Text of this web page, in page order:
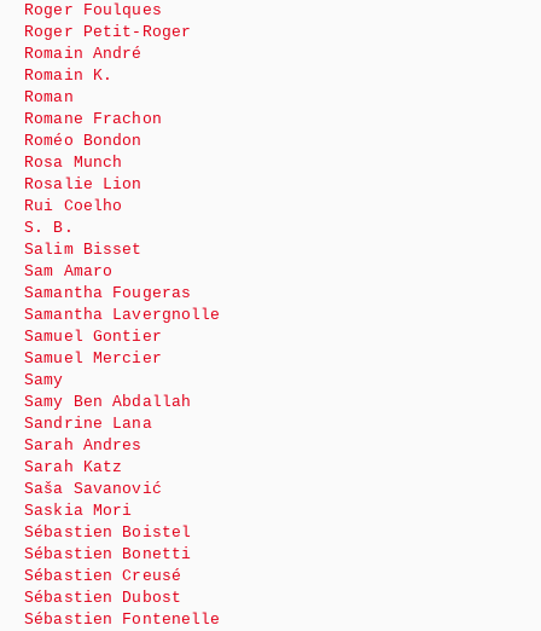
Roger Foulques
Roger Petit-Roger
Romain André
Romain K.
Roman
Romane Frachon
Roméo Bondon
Rosa Munch
Rosalie Lion
Rui Coelho
S. B.
Salim Bisset
Sam Amaro
Samantha Fougeras
Samantha Lavergnolle
Samuel Gontier
Samuel Mercier
Samy
Samy Ben Abdallah
Sandrine Lana
Sarah Andres
Sarah Katz
Saša Savanović
Saskia Mori
Sébastien Boistel
Sébastien Bonetti
Sébastien Creusé
Sébastien Dubost
Sébastien Fontenelle